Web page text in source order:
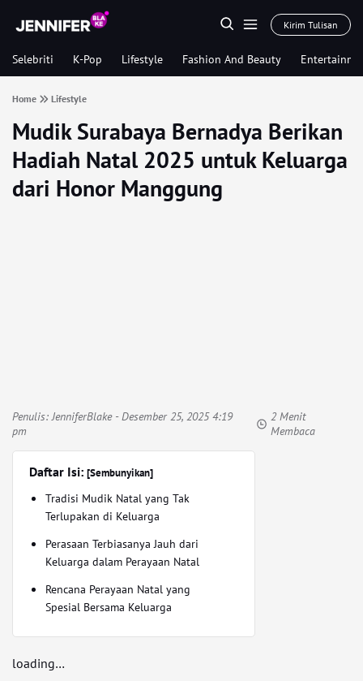
Kirim Tulisan
Selebriti K-Pop Lifestyle Fashion And Beauty
Home Lifestyle
Mudik Surabaya Bernadya Berikan
Hadiah Natal 2025 untuk Keluarga
dari Honor Manggung
Penulis:JenniferBlake- Desember 25, 2025 4:19
pm
2 Menit
Membaca
Daftar Isi: [Sembunyikan]
Tradisi Mudik Natal yang Tak
Terlupakan di Keluarga
Perasaan Terbiasanya Jauh dari
Keluarga dalam Perayaan Natal
Rencana Perayaan Natal yang
Spesial Bersama Keluarga
loading…